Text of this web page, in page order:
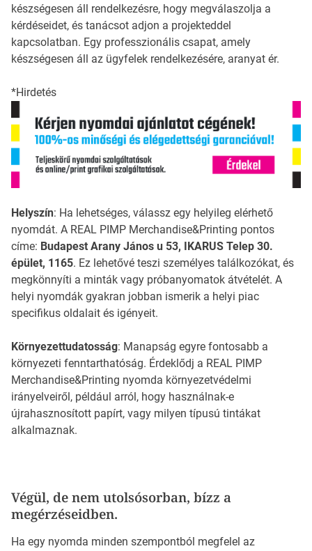
készségesen áll rendelkezésre, hogy megválaszolja a
kérdéseidet, és tanácsot adjon a projekteddel
kapcsolatban. Egy professzionális csapat, amely
készségesen áll az ügyfelek rendelkezésére, aranyat ér.
*Hirdetés
Helyszín: Ha lehetséges, válassz egy helyileg elérhető
nyomdát. A REAL PIMP Merchandise&Printing pontos
címe: Budapest Arany János u 53, IKARUS Telep 30.
épület, 1165. Ez lehetővé teszi személyes találkozókat, és
megkönnyíti a minták vagy próbanyomatok átvételét. A
helyi nyomdák gyakran jobban ismerik a helyi piac
specifikus oldalait és igényeit.
Környezettudatosság: Manapság egyre fontosabb a
környezeti fenntarthatóság. Érdeklődj a REAL PIMP
Merchandise&Printing nyomda környezetvédelmi
irányelveiről, például arról, hogy használnak-e
újrahasznosított papírt, vagy milyen típusú tintákat
alkalmaznak.
Végül, de nem utolsósorban, bízz a
megérzéseidben.
Ha egy nyomda minden szempontból megfelel az